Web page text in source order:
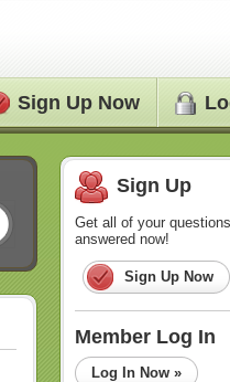
Sign Up Now
Sign Up
Get all of your questions
answered now!
Sign Up Now
Member Log In
Log In Now »